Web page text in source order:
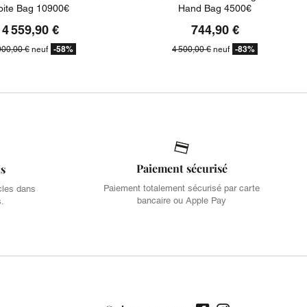
Bag 10900€
4 559,90 €
€neuf -58%
Hand Bag 4500€
744,90 €
4 500,00 € neuf -83%
dans
Paiement sécurisé
Paiement totalement sécurisé par carte
bancaire ou Apple Pay